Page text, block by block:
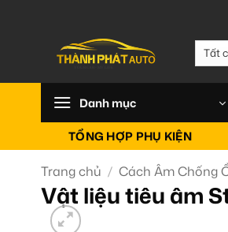
Danh mục
TỔNG HỢP PHỤ KIỆN
Trang chủ / Cách Âm Chống
Vật liệu tiêu âm